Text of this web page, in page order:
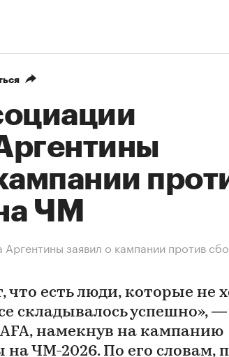
ЧМ
заявил о кампании против
есть люди, которые не
складывалось успешно», —
намекнув на кампанию
ЧМ-2026. По его словам,